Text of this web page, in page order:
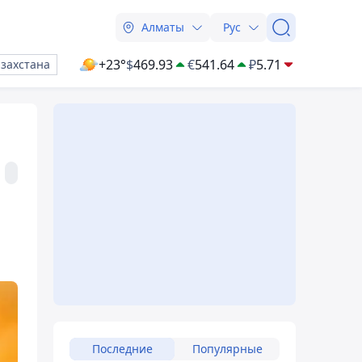
Алматы Рус
+23°$469.93 €541.64 ₽5.71
Последние Популярные